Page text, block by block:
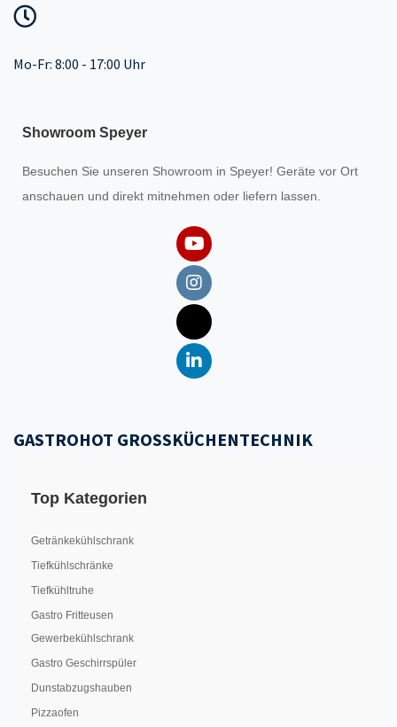
Mo-Fr: 8:00 - 17:00 Uhr
Showroom Speyer
Besuchen Sie unseren Showroom in Speyer! Geräte vor Ort
anschauen und direkt mitnehmen oder liefern lassen.
GASTROHOT GROSSKÜCHENTECHNIK
Top Kategorien
Getränkekühlschrank
Tiefkühlschränke
Tiefkühltruhe
Gastro Fritteusen
Gewerbekühlschrank
Gastro Geschirrspüler
Dunstabzugshauben
Pizzaofen